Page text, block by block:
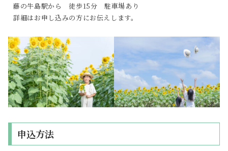
藤の牛島駅から 徒歩15分 駐車場あり
詳細はお申し込みの方にお伝えします。
申込方法